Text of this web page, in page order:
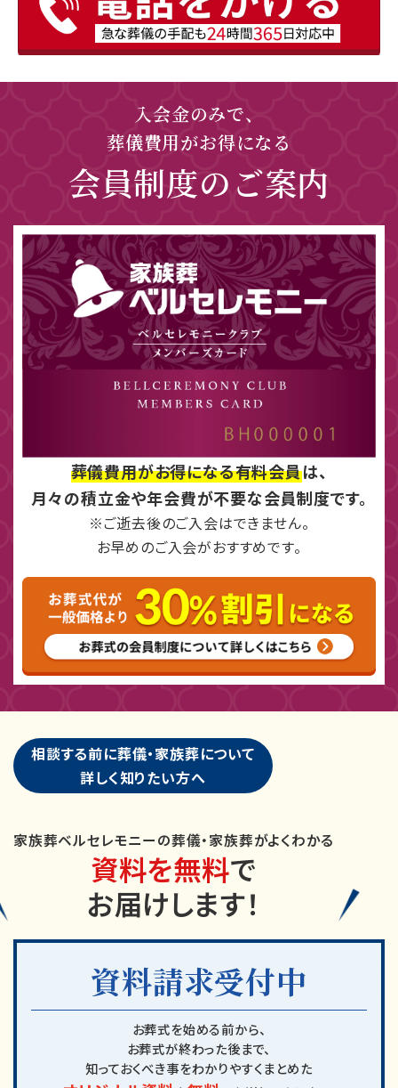
入会金のみで、
葬儀費用がお得になる
会員制度のご案内
葬儀費用がお得になる有料会員は、
月々の積立金や年会費が不要な会員制度です。
※ご逝去後のご入会はできません。
お早めのご入会がおすすめです。
相談する前に葬儀・家族葬について
詳しく知りたい方へ
家族葬ベルセレモニーの葬儀・家族葬がよくわかる
資料を無料で
お届けします！
資料請求受付中
お葬式を始める前から、
お葬式が終わった後まで、
知っておくべき事をわかりやすくまとめた